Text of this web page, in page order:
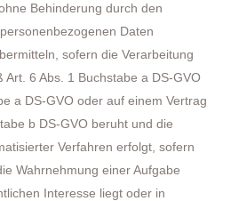
Behinderung durch den
Daten
sofern die Verarbeitung
6 Abs. 1 Buchstabe a DS-GVO
a DS-GVO oder auf einem Vertrag
b DS-GVO beruht und die
Verfahren erfolgt, sofern
Wahrnehmung einer Aufgabe
Interesse liegt oder in